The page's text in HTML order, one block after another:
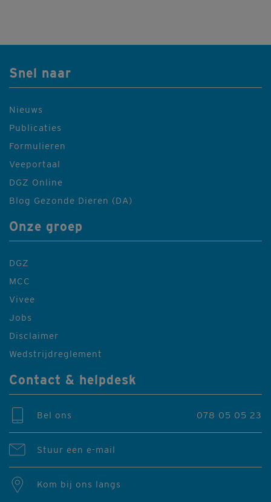
Snel naar
Nieuws
Publicaties
Formulieren
Veeportaal
DGZ Online
Blog Gezonde Dieren (DA)
Onze groep
DGZ
MCC
Vivee
Jobs
Disclaimer
Wedstrijdreglement
Contact & helpdesk
Bel ons 078 05 05 23
Stuur een e-mail
Kom bij ons langs